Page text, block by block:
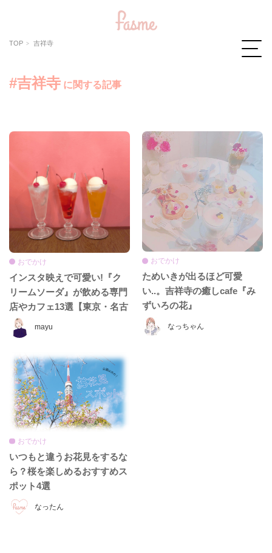
TOP 吉祥寺
#吉祥寺 に関する記事
mayu
おでかけ
インスタ映えで可愛い!『ク
リームソーダ』が飲める専門
店やカフェ13選【東京・名古
屋・大阪・京都】
なっちゃん
おでかけ
ためいきが出るほど可愛
い..。吉祥寺の癒しcafe『み
ずいろの花』
なったん
おでかけ
いつもと違うお花見をするな
ら？桜を楽しめるおすすめス
ポット4選